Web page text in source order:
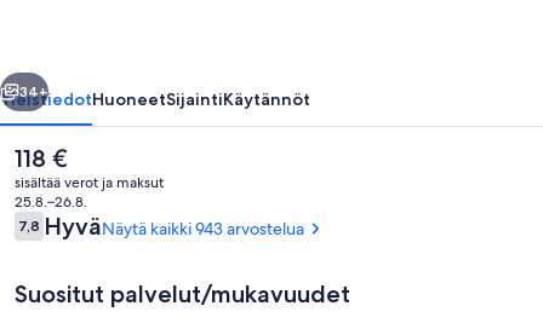
Seuraava
34+
YleistiedotHuoneetSijaintiKäytännöt
Nykyinen
hinta
on
118 €
118 €
sisältää verot ja maksut
25.8.–26.8.
Arvostelut
7,87,8 kautta 10.
HyväNäytä kaikki 943 arvostelua
Suositut palvelut/mukavuudet